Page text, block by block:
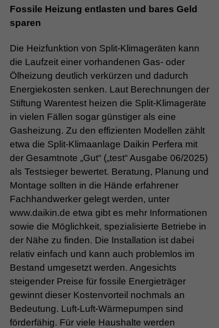
Fossile Heizung entlasten und bares Geld
sparen
Die Heizfunktion von Split-Klimageräten kann
die Laufzeit einer vorhandenen Gas- oder
Ölheizung deutlich verkürzen und dadurch
Energiekosten senken. Laut Berechnungen der
Stiftung Warentest heizen die Split-Klimageräte
in vielen Fällen sogar günstiger als eine
Gasheizung. Zu den effizienten Modellen zählt
etwa die Split-Klimaanlage Daikin Perfera mit
der Gesamtnote „Gut“ („test“ Ausgabe 06/2025)
als Testsieger bewertet. Beratung, Planung und
Montage sollten in die Hände erfahrener
Fachhandwerker gelegt werden, unter
www.daikin.de etwa gibt es mehr Informationen
sowie die Möglichkeit, spezialisierte Betriebe in
der Nähe zu finden. Die Installation ist dabei
relativ einfach und kann auch problemlos im
Bestand umgesetzt werden. Angesichts
steigender Preise für fossile Energieträger
gewinnt dieser Kostenvorteil nochmals an
Bedeutung. Luft-Luft-Wärmepumpen sind
förderfähig. Für viele Haushalte werden